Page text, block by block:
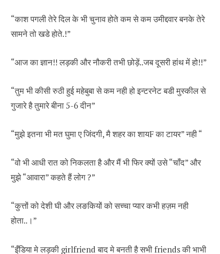
“काश पगली तेरे दिल के भी चुनाव होते कम से कम उमीद्दवार बनके तेरे
सामने तो खडे होते.!”
“आज का ज्ञान!! लड़की और नौकरी तभी छोड़ें..जब दूसरी हांथ में हो!!”
“तुम भी कीसी रुठी हुई महेबुबा से कम नही हो इन्टरनेट बडी मुस्कील से
गुजारे है तुमारे बीना 5-6 दीन”
“मुझे इतना भी मत घुमा ए जिंदगी, मै शहर का शायF का टायर” नही “
“वो भी आधी रात को निकलता है और मैं भी फिर क्यों उसे “चाँद” और
मुझे “आवारा” कहते हैं लोग ?”
“कुत्तों को देशी घी और लङकियों को सच्चा प्यार कभी हज़म नही
होता..।”
“इँडिया मे लड़की girlfriend बाद मे बनती है सभी friends की भाभी